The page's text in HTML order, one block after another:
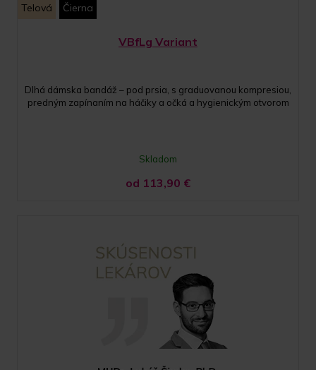
Telová Čierna
VBfLg Variant
Dlhá dámska bandáž – pod prsia, s graduovanou kompresiou,
predným zapínaním na háčiky a očká a hygienickým otvorom
Skladom
od 113,90 €